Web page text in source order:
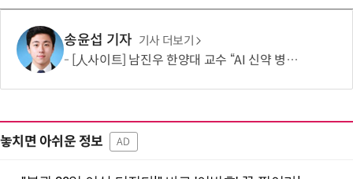
송윤섭 기자 기사 더보기
[人사이트] 남진우 한양대 교수 “AI 신약 병목, K-문샷으로 극복해 개발 속도 10배 향상”
놓치면 아쉬운 정보 AD